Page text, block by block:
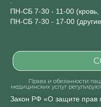
ПН-СБ 7-30 - 11-00 (кровь,
ПН-СБ 7-30 - 17-00
Права и обязанности
медицинских услуг
Закон РФ «О защите прав